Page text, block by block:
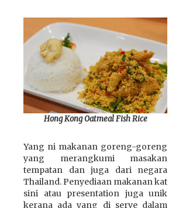
Hong Kong Oatmeal Fish Rice
Yang ni makanan goreng-goreng
yang merangkumi masakan
tempatan dan juga dari negara
Thailand. Penyediaan makanan kat
sini atau presentation juga unik
kerana ada yang di serve dalam